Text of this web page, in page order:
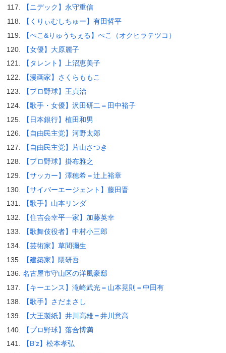
【ニデック】永守重信
【くりぃむしちゅー】有田哲平
【ぺこ&りゅうちぇる】ぺこ（オクヒラテツコ）
【女優】大原麗子
【タレント】上沼恵美子
【漫画家】さくらももこ
【プロ野球】王貞治
【歌手・女優】沢田研二＝田中裕子
【日本銀行】植田和男
【自由民主党】河野太郎
【自由民主党】片山さつき
【プロ野球】掛布雅之
【サッカー】澤穂希＝辻上裕章
【サイバーエージェント】藤田晋
【歌手】山本リンダ
【住吉会幸平一家】加藤英幸
【歌舞伎役者】中村小三郎
【芸術家】草間彌生
【建築家】隈研吾
名古屋市守山区の洋風豪邸
【キーエンス】滝崎武光＝山本晃則＝中田有
【歌手】さだまさし
【大王製紙】井川高雄＝井川意高
【プロ野球】落合博満
【B’z】松本孝弘